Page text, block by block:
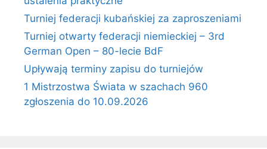
Turniej federacji kubańskiej za zaproszeniami
Turniej otwarty federacji niemieckiej – 3rd
German Open – 80-lecie BdF
Upływają terminy zapisu do turniejów
1 Mistrzostwa Świata w szachach 960
zgłoszenia do 10.09.2026